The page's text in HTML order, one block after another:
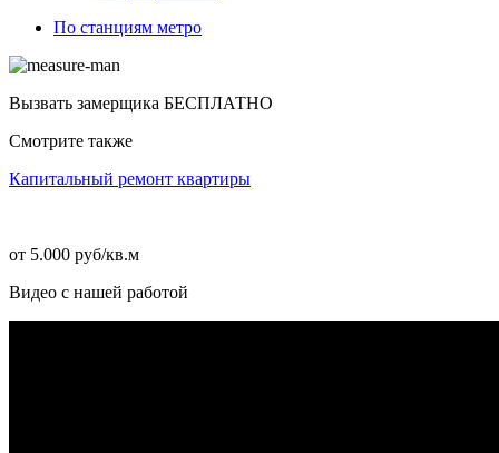
По станциям метро
Вызвать замерщика БЕСПЛАТНО
Смотрите также
Капитальный ремонт квартиры
от 5.000 руб/кв.м
Видео с нашей работой